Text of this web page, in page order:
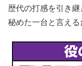
歴代の打感を引き
秘めた一台と言える